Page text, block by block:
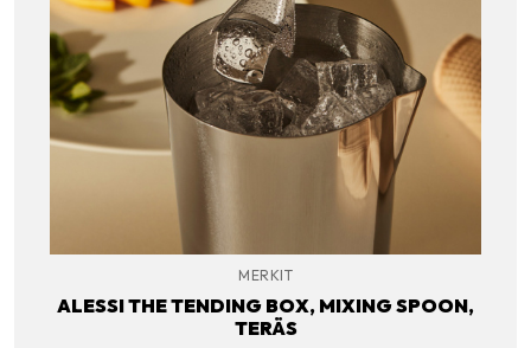
MERKIT
ALESSI THE TENDING BOX, MIXING SPOON,
TERÄS